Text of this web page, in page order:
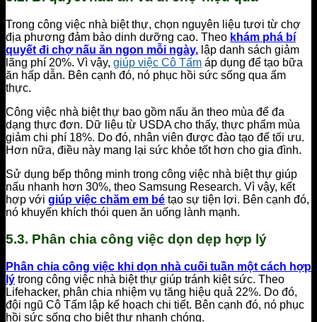
Trong công việc nhà biệt thự, chọn nguyên liệu tươi từ chợ
địa phương đảm bảo dinh dưỡng cao. Theo khám phá bí
quyết đi chợ nấu ăn ngon mỗi ngày, lập danh sách giảm
lãng phí 20%. Vì vậy, giúp việc Cô Tấm áp dụng để tạo bữa
ăn hấp dẫn. Bên cạnh đó, nó phục hồi sức sống qua ẩm
thực.
Công việc nhà biệt thự bao gồm nấu ăn theo mùa để đa
dạng thực đơn. Dữ liệu từ USDA cho thấy, thực phẩm mùa
giảm chi phí 18%. Do đó, nhân viên được đào tạo để tối ưu.
Hơn nữa, điều này mang lại sức khỏe tốt hơn cho gia đình.
Sử dụng bếp thông minh trong công việc nhà biệt thự giúp
nấu nhanh hơn 30%, theo Samsung Research. Vì vậy, kết
hợp với giúp việc chăm em bé tạo sự tiện lợi. Bên cạnh đó,
nó khuyến khích thói quen ăn uống lành mạnh.
5.3. Phân chia công việc dọn dẹp hợp lý
Phân chia công việc khi dọn nhà cuối tuần một cách hợp
lý trong công việc nhà biệt thự giúp tránh kiệt sức. Theo
Lifehacker, phân chia nhiệm vụ tăng hiệu quả 22%. Do đó,
đội ngũ Cô Tấm lập kế hoạch chi tiết. Bên cạnh đó, nó phục
hồi sức sống cho biệt thự nhanh chóng.